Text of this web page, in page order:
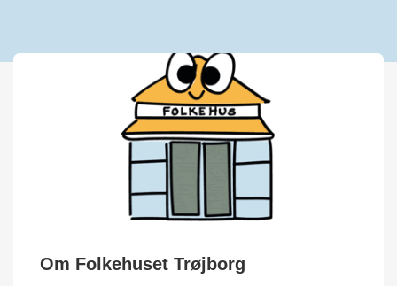
Om Folkehuset Trøjborg